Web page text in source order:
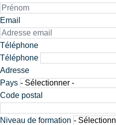
Email
Téléphone
Téléphone
Adresse
Pays
Code postal
Niveau de formation